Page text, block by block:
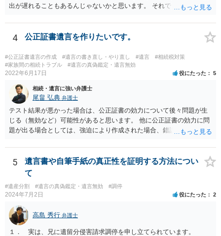
出が遅れることもあるんじゃないかと思います。 それでもあなた有利
4 公正証書遺言を作りたいです。
#公正証書遺言の作成 #遺言の書き直し・やり直し #遺言
#相続税対策
#家族間の相続トラブル
#遺言の真偽鑑定・遺言無効
2022年6月17日 役にたった 5
相続・遺言に強い弁護士
尾畠 弘典 弁護士
テスト結果が悪かった場合は、公正証書の効力について後々問題が生
じる（無効など）可能性があると思います。 他に公正証書の効力に問
題が出る場合としては、強迫により作成された場合、錯誤（勘違い）
すが、弁護士に作成を依頼する場合は、１０～数十万円程度になるケ
ースが多いと思います。 報酬体系は、弁護士ごとに異なりますので一
律の基準はありません。
5
遺言書や自筆手紙の真正性を証明する方法につい
て
#遺産分割 #遺言の真偽鑑定・遺言無効 #調停
2024年7月2日 役にたった 2
高島 秀行 弁護士
１． 実は、兄に遺留分侵害請求調停を申し立てられています。